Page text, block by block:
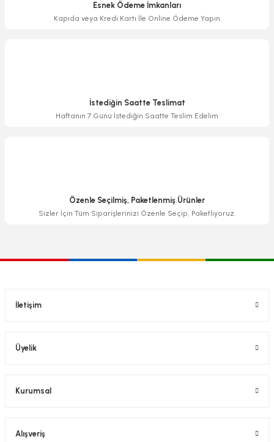
Esnek Ödeme İmkanları
Kapıda veya Kredi Kartı İle Online Ödeme Yapın
İstediğin Saatte Teslimat
Haftanın 7 Günü İstediğin Saatte Teslim Edelim
Özenle Seçilmiş, Paketlenmiş Ürünler
Sizler İçin Tüm Siparişlerinizi Özenle Seçip, Paketliyoruz.
İletişim
Üyelik
Kurumsal
Alışveriş